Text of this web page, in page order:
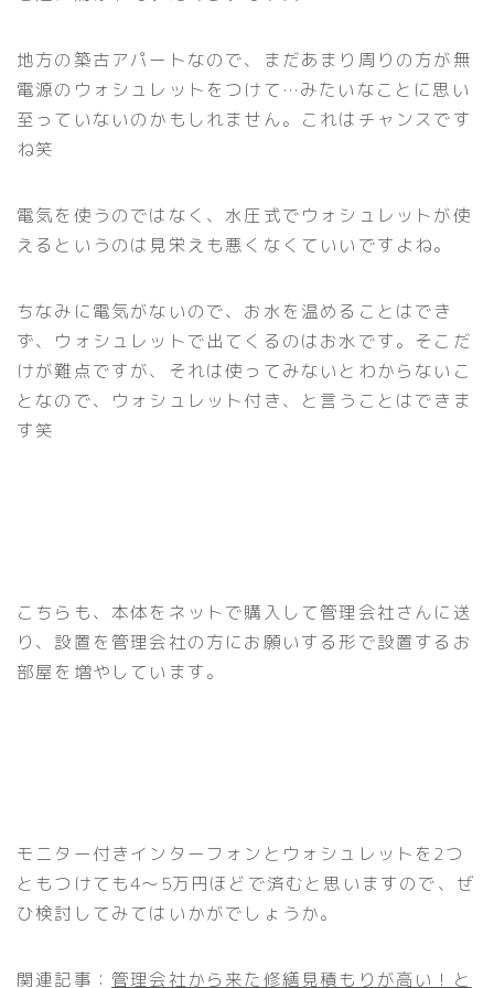
地方の築古アパートなので、まだあまり周りの方が無
電源のウォシュレットをつけて…みたいなことに思い
至っていないのかもしれません。これはチャンスです
ね笑
電気を使うのではなく、水圧式でウォシュレットが使
えるというのは見栄えも悪くなくていいですよね。
ちなみに電気がないので、お水を温めることはでき
ず、ウォシュレットで出てくるのはお水です。そこだ
けが難点ですが、それは使ってみないとわからないこ
となので、ウォシュレット付き、と言うことはできま
す笑
こちらも、本体をネットで購入して管理会社さんに送
り、設置を管理会社の方にお願いする形で設置するお
部屋を増やしています。
モニター付きインターフォンとウォシュレットを2つ
ともつけても4〜5万円ほどで済むと思いますので、ぜ
ひ検討してみてはいかがでしょうか。
関連記事： 管理会社から来た修繕見積もりが高い！と